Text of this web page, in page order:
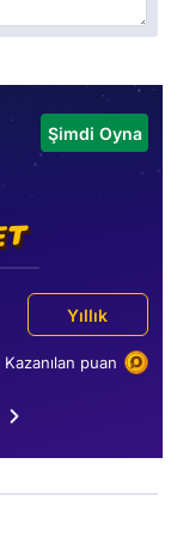
Şimdi Oyna
Yıllık
Kazanılan puan